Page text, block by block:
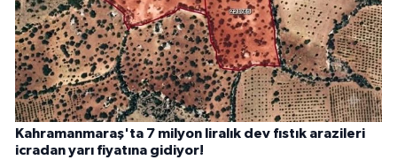
Kahramanmaraş'ta 7 milyon liralık dev fıstık arazileri
icradan yarı fiyatına gidiyor!